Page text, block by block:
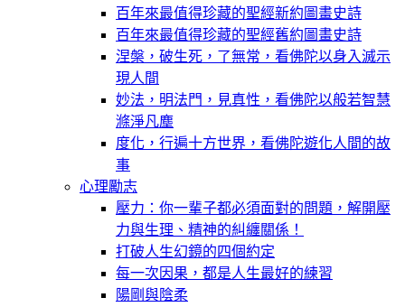
百年來最值得珍藏的聖經新約圖畫史詩
百年來最值得珍藏的聖經舊約圖畫史詩
涅槃，破生死，了無常，看佛陀以身入滅示
現人間
妙法，明法門，見真性，看佛陀以般若智慧
滌淨凡塵
度化，行遍十方世界，看佛陀遊化人間的故
事
心理勵志
壓力：你一輩子都必須面對的問題，解開壓
力與生理、精神的糾纏關係！
打破人生幻鏡的四個約定
每一次因果，都是人生最好的練習
陽剛與陰柔